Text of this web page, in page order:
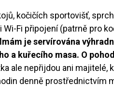
kočičích sportovišť,
Fi připojení (patrně pro
je servírována
a kuřecího masa. O
ale nepřijdou ani majitelé,
denně prostřednictvím